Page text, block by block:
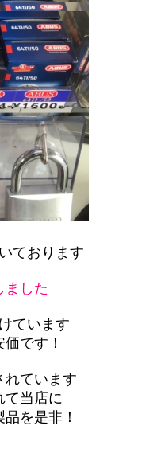
ております
ました
ています
です！
れています
て当店に
を是非！